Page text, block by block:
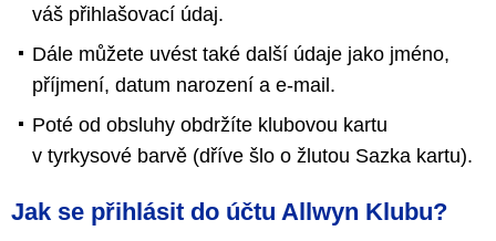
váš přihlašovací údaj.
Dále můžete uvést také další údaje jako jméno,
příjmení, datum narození a e-mail.
Poté od obsluhy obdržíte klubovou kartu
v tyrkysové barvě (dříve šlo o žlutou Sazka kartu).
Jak se přihlásit do účtu Allwyn Klubu?